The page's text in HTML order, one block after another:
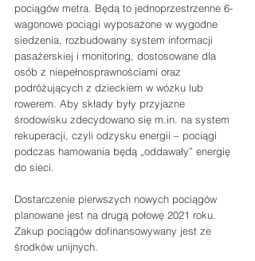
pociągów metra. Będą to jednoprzestrzenne 6-
wagonowe pociągi wyposażone w wygodne
siedzenia, rozbudowany system informacji
pasażerskiej i monitoring, dostosowane dla
osób z niepełnosprawnościami oraz
podróżujących z dzieckiem w wózku lub
rowerem. Aby składy były przyjazne
środowisku zdecydowano się m.in. na system
rekuperacji, czyli odzysku energii – pociągi
podczas hamowania będą „oddawały” energię
do sieci.
Dostarczenie pierwszych nowych pociągów
planowane jest na drugą połowę 2021 roku.
Zakup pociągów dofinansowywany jest ze
środków unijnych.